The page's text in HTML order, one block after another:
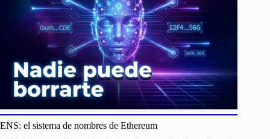
ENS: el sistema de nombres de Ethereum